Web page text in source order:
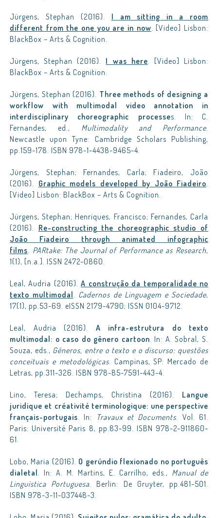
Jürgens, Stephan (2016). I am sitting in a room
different from the one you are in now. [Video] Lisbon:
BlackBox – Arts & Cognition.
Jürgens, Stephan (2016). I was here. [Video] Lisbon:
BlackBox – Arts & Cognition.
Jürgens, Stephan (2016). Three methods of designing a
workflow with multimodal video annotation in
interdisciplinary choreographic processes. In: C.
Fernandes, ed., Multimodality and Performance.
Newcastle upon Tyne: Cambridge Scholars Publishing,
pp.159-178. ISBN 978-1-4438-9465-4.
Jürgens, Stephan; Fernandes, Carla; Fiadeiro, João
(2016). Graphic models developed by João Fiadeiro.
[Video] Lisbon: BlackBox – Arts & Cognition.
Jürgens, Stephan; Henriques, Francisco; Fernandes, Carla
(2016). Re-constructing the choreographic studio of
João Fiadeiro through animated infographic
films. PARtake: The Journal of Performance as Research,
1(1), [n.a.]. ISSN 2472-0860.
Leal, Audria (2016).A construção da temporalidade no
texto multimodal. Cadernos de Linguagem e Sociedade,
17(1), pp.53-69. eISSN 2179-4790; ISSN 0104-9712.
Leal, Audria (2016). A infra-estrutura do texto
multimodal: o caso do gênero cartoon. In: A. Sobral, S.
Souza, eds., Gêneros, entre o texto e o discurso: questões
conceituais e metodológicas. Campinas, SP: Mercado de
Letras, pp.311-326. ISBN 978-85-7591-443-4.
Lino, Teresa; Dechamps, Christina (2016). Langue
juridique et créativité terminologique: une perspective
français-portugais. In: Travaux et Documents. Vol. 61.
Paris: Université Paris 8, pp.83-99. ISBN 978-2-911860-
61.
Lobo, Maria (2016). O gerúndio flexionado no português
dialetal. In: A. M. Martins, E. Carrilho, eds., Manual de
Linguística Portuguesa. Berlin: De Gruyter, pp.481-501.
ISBN 978-3-11-037448-3.